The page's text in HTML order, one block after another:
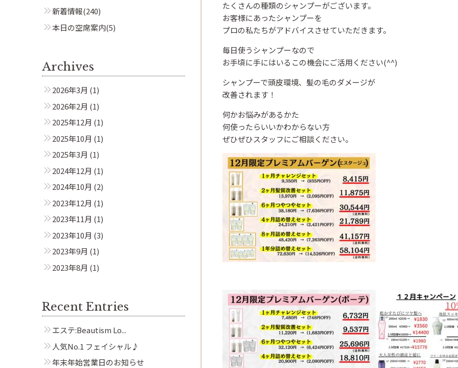
たくさんの種類のシャンプーがございます。
お客様にあったシャンプーを
プロの私たちがアドバイスさせていただきます。
毎日使うシャンプーなので
お手頃に手にはいるこの機会にご活用ください(^^)
シャンプーで頭皮環境、髪の毛のダメージが
改善されます！
何かお悩みがあるかた
何使ったらいいかわからない方
ぜひぜひスタッフにご相談ください。
新着情報(240)
本日の空席案内(5)
Archives
2026年3月 (1)
2026年2月 (1)
2025年12月 (1)
2025年10月 (1)
2025年3月 (1)
2024年12月 (1)
2024年10月 (2)
2023年12月 (1)
2023年11月 (1)
2023年10月 (3)
2023年9月 (1)
2023年8月 (1)
Recent Entries
エステ:Beautism Lo...
人気No.1 フェイシャル♪
年末年始営業日のお知らせ
本郷三丁目店 春日店